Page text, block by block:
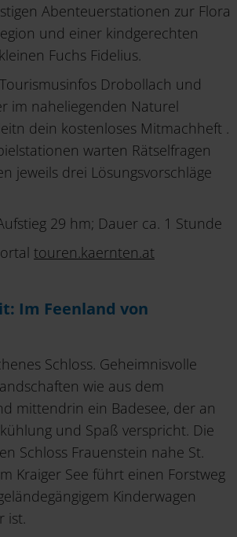
Abenteuerstationen zur Flora
und einer kindgerechten
Fuchs Fidelius.
Drobollach und
im naheliegenden Naturel
dein kostenloses Mitmachheft .
warten Rätselfragen
jeweils drei Lösungsvorschläge
29 hm; Dauer ca. 1 Stunde
touren.kaernten.at
Im Feenland von
Schloss. Geheimnisvolle
wie aus dem
mittendrin ein Badesee, der an
und Spaß verspricht. Die
Schloss Frauenstein nahe St.
Kraiger See führt einen Forstweg
Kinderwagen
ist.